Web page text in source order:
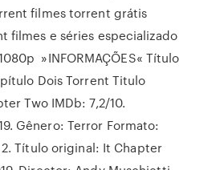
filmes torrent grátis
filmes e séries especializado
»INFORMAÇÕES« Título
Dois Torrent Titulo
Two IMDb: 7,2/10.
Gênero: Terror Formato:
Título original: It Chapter